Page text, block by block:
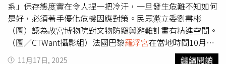
系」保存態度實在令人捏一把冷汗，一旦發生危難不知如何
是好，必須著手優化危機因應對策。民眾黨立委劉書彬
（圖）認為故宮博物院對文物防竊與避難計畫有精進空間。
（圖／CTWant攝影組）法國巴黎羅浮宮在當地時間10月19
日上午9點半左右發生了一起震驚全球的大膽日間竊案。當
11月17日, 2025 繼續閱讀